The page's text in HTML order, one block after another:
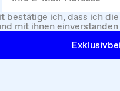
bestätige ich, dass ich
mit ihnen